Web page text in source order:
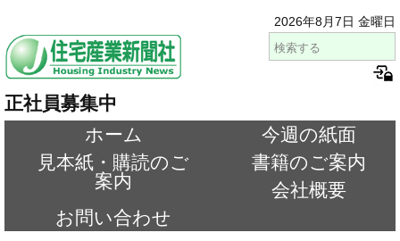
2026年8月7日 金曜日
正社員募集中
ホーム
今週の紙面
見本紙・購読のご
案内
書籍のご案内
会社概要
お問い合わせ